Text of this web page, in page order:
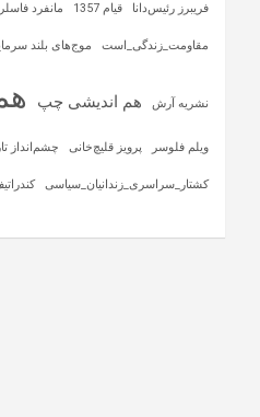
فریبرز رئیس‌دانا قیام 1357 مانفرد فاسلر
مقاومت_زندگی_است موج‌های بلند
نشریه آرش هم اندیشی چپ
ویلم فلوسر پرویز قلیچ‌خانی چشم‌انداز
کشتار_سراسری_زندانیان_سیاسی